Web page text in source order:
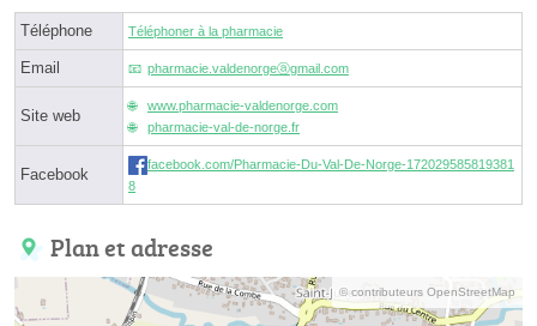
Téléphone Téléphoner à la pharmacie
Email pharmacie.valdenorgeⓐgmail.com
Site web
www.pharmacie-valdenorge.com
pharmacie-val-de-norge.fr
Facebook
facebook.com/Pharmacie-Du-Val-De-Norge-172029585819381
8
Plan et adresse
© contributeurs OpenStreetMap